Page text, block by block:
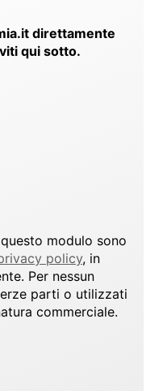
direttamente
qui sotto.
modulo sono
policy, in
Per nessun
parti o utilizzati
commerciale.